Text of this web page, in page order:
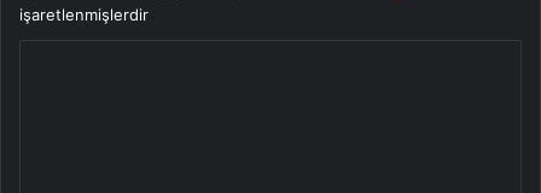
işaretlenmişlerdir